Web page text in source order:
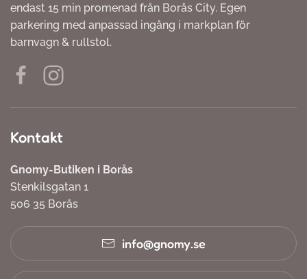
endast 15 min promenad från Borås City. Egen
parkering med anpassad ingång i markplan för
barnvagn & rullstol.
Kontakt
Gnomy-Butiken i Borås
Stenkilsgatan 1
506 35 Borås
info@gnomy.se